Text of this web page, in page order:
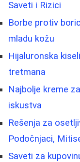
Saveti i Rizici
Borbe protiv
mladu kožu
Hijaluronska
tretmana
Najbolje kreme
iskustva
Rešenja za
Podočnjaci,
Saveti za